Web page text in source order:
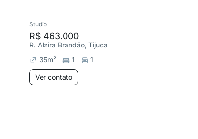
Studio
R$ 463.000
R. Alzira Brandão, Tijuca
35m² 1 1
Ver contato